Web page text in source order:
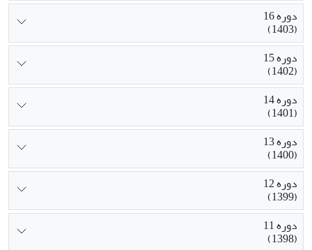
دوره 16
(1403)
دوره 15
(1402)
دوره 14
(1401)
دوره 13
(1400)
دوره 12
(1399)
دوره 11
(1398)